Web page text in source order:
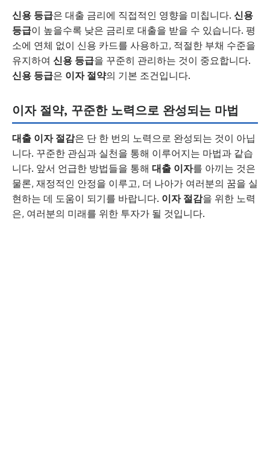
신용 등급은 대출 금리에 직접적인 영향을 미칩니다. 신용
등급이 높을수록 낮은 금리로 대출을 받을 수 있습니다. 평
소에 연체 없이 신용 카드를 사용하고, 적절한 부채 수준을
유지하여 신용 등급을 꾸준히 관리하는 것이 중요합니다.
신용 등급은 이자 절약의 기본 조건입니다.
이자 절약, 꾸준한 노력으로 완성되는 마법
대출 이자 절감은 단 한 번의 노력으로 완성되는 것이 아닙
니다. 꾸준한 관심과 실천을 통해 이루어지는 마법과 같습
니다. 앞서 언급한 방법들을 통해 대출 이자를 아끼는 것은
물론, 재정적인 안정을 이루고, 더 나아가 여러분의 꿈을 실
현하는 데 도움이 되기를 바랍니다. 이자 절감을 위한 노력
은, 여러분의 미래를 위한 투자가 될 것입니다.